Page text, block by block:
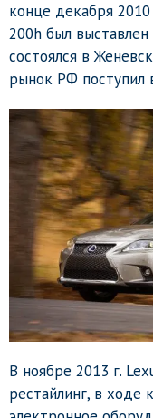
конце декабря
200h был
состоялся в
рынок РФ поступил
В ноябре 2013 г.
рестайлинг, в ходе